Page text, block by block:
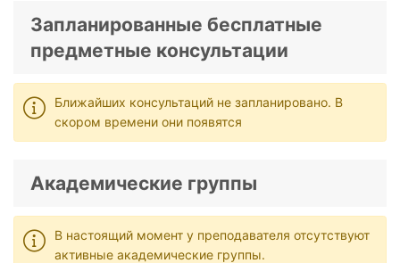
Запланированные бесплатные
предметные консультации
Ближайших консультаций не запланировано. В
скором времени они появятся
Академические группы
В настоящий момент у преподавателя отсутствуют
активные академические группы.